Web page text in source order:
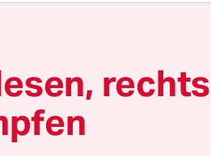
ein saudisches Gericht
der 29-jährigen
Auf Snapchat hatte
und dasjenige
ohne den obligaten
wegen „terroristischer
rechts